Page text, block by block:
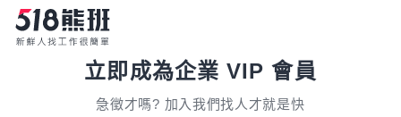
立即成為企業 VIP 會員
急徵才嗎? 加入我們找人才就是快